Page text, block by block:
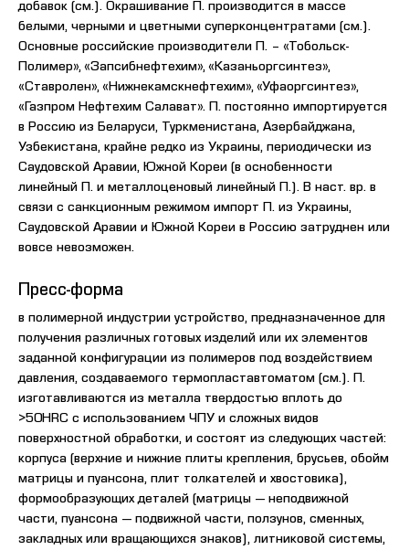
добавок (см.). Окрашивание П. производится в массе
белыми, черными и цветными суперконцентратами (см.).
Основные российские производители П. – «Тобольск-
Полимер», «Запсибнефтехим», «Казаньоргсинтез»,
«Ставролен», «Нижнекамскнефтехим», «Уфаоргсинтез»,
«Газпром Нефтехим Салават». П. постоянно импортируется
в Россию из Беларуси, Туркменистана, Азербайджана,
Узбекистана, крайне редко из Украины, периодически из
Саудовской Аравии, Южной Кореи (в оснобенности
линейный П. и металлоценовый линейный П.). В наст. вр. в
связи с санкционным режимом импорт П. из Украины,
Саудовской Аравии и Южной Кореи в Россию затруднен или
вовсе невозможен.
Пресс-форма
в полимерной индустрии устройство, предназначенное для
получения различных готовых изделий или их элементов
заданной конфигурации из полимеров под воздействием
давления, создаваемого термопластавтоматом (см.). П.
изготавливаются из металла твердостью вплоть до
>50HRC с использованием ЧПУ и сложных видов
поверхностной обработки, и состоят из следующих частей:
корпуса (верхние и нижние плиты крепления, брусьев, обойм
матрицы и пуансона, плит толкателей и хвостовика),
формообразующих деталей (матрицы — неподвижной
части, пуансона — подвижной части, ползунов, сменных,
закладных или вращающихся знаков), литниковой системы,